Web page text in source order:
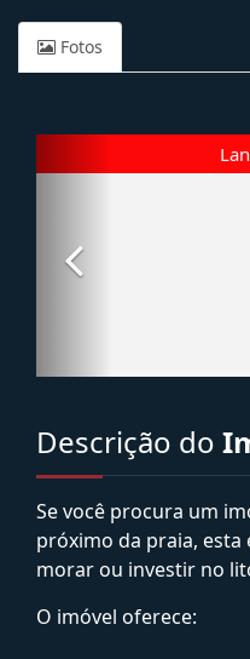
Fotos
Descrição do
Se você procura um
próximo da praia,
morar ou investir no
O imóvel oferece: